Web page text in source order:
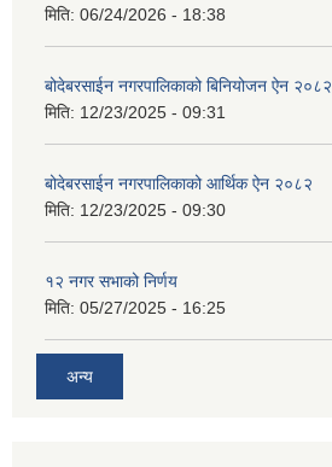
मिति: 06/24/2026 - 18:38
बोदेबरसाईन नगरपालिकाको बिनियोजन ऐन २०८२
मिति: 12/23/2025 - 09:31
बोदेबरसाईन नगरपालिकाको आर्थिक ऐन २०८२
मिति: 12/23/2025 - 09:30
१२ नगर सभाको निर्णय
मिति: 05/27/2025 - 16:25
अन्य